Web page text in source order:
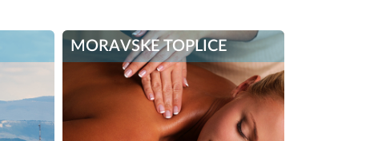
MORAVSKE TOPLICE